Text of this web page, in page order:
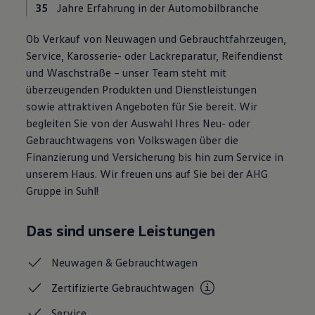
Magazin
Transport
Familie
Elektromobilität
Volkswagen R
Pannen- und Unfallhilfe
Volkswagen Kundenbetreuung
35
Jahre Erfahrung in der Automobilbranche
Ob Verkauf von Neuwagen und Gebrauchtfahrzeugen,
Service, Karosserie- oder Lackreparatur, Reifendienst
und Waschstraße – unser Team steht mit
überzeugenden Produkten und Dienstleistungen
sowie attraktiven Angeboten für Sie bereit. Wir
begleiten Sie von der Auswahl Ihres Neu- oder
Gebrauchtwagens von Volkswagen über die
Finanzierung und Versicherung bis hin zum Service in
unserem Haus. Wir freuen uns auf Sie bei der AHG
Gruppe in Suhl!
Das sind unsere Leistungen
Neuwagen &Gebrauchtwagen
ZertifizierteGebrauchtwagen